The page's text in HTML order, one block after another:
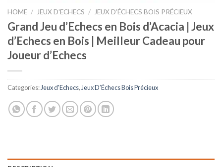
HOME / JEUX D'ECHECS / JEUX D’ÉCHECS BOIS PRÉCIEUX
Grand Jeu d’Echecs en Bois d’Acacia | Jeux
d’Echecs en Bois | Meilleur Cadeau pour
Joueur d’Echecs
Categories: Jeux d'Echecs, Jeux D’Échecs Bois Précieux